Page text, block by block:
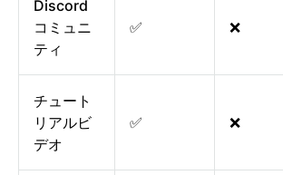
Discord
コミュニ
ティ
✅ ❌
チュート
リアルビ
デオ
✅ ❌